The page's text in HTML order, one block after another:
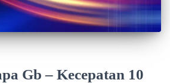
Gb – Kecepatan 10